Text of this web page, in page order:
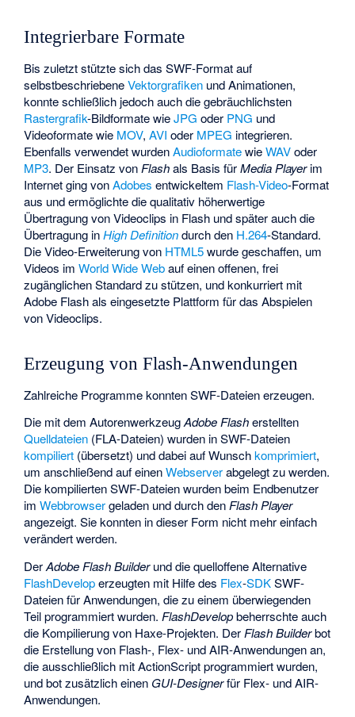
Integrierbare Formate
Bis zuletzt stützte sich das SWF-Format auf
selbstbeschriebeneVektorgrafiken und Animationen,
konnte schließlich jedoch auch die gebräuchlichsten
Rastergrafik-Bildformate wieJPG oder PNG und
Videoformate wie MOV,AVI oder MPEG integrieren.
Ebenfalls verwendet wurdenAudioformatewieWAVoder
MP3. Der Einsatz von Flashals Basis fürMedia Playerim
Internet ging vonAdobes entwickeltem Flash-Video-Format
aus und ermöglichte die qualitativ höherwertige
Übertragung von Videoclips in Flash und später auch die
Übertragung inHigh Definitiondurch den H.264-Standard.
Die Video-Erweiterung von HTML5wurde geschaffen, um
Videos imWorld Wide Webauf einen offenen, frei
zugänglichen Standard zu stützen, und konkurriert mit
Adobe Flash als eingesetzte Plattform für das Abspielen
von Videoclips.
Erzeugung von Flash-Anwendungen
Zahlreiche Programme konnten SWF-Dateien erzeugen.
Die mit dem AutorenwerkzeugAdobe Flasherstellten
Quelldateien (FLA-Dateien) wurden in SWF-Dateien
kompiliert (übersetzt) und dabei auf Wunschkomprimiert,
um anschließend auf einenWebserverabgelegt zu werden.
Die kompilierten SWF-Dateien wurden beim Endbenutzer
imWebbrowsergeladen und durch denFlash Player
angezeigt. Sie konnten in dieser Form nicht mehr einfach
verändert werden.
DerAdobe Flash Builderund die quelloffene Alternative
FlashDeveloperzeugten mit Hilfe des Flex-SDKSWF-
Dateien für Anwendungen, die zu einem überwiegenden
Teil programmiert wurden. FlashDevelopbeherrschte auch
die Kompilierung von Haxe-Projekten. Der Flash Builderbot
die Erstellung von Flash-, Flex- und AIR-Anwendungen an,
die ausschließlich mit ActionScript programmiert wurden,
und bot zusätzlich einen GUI-Designerfür Flex- und AIR-
Anwendungen.